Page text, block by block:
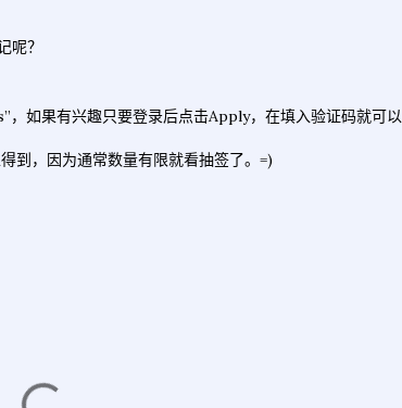
呢？
，如果有兴趣只要登录后点击Apply，在填入验证码就可以
到，因为通常数量有限就看抽签了。=)